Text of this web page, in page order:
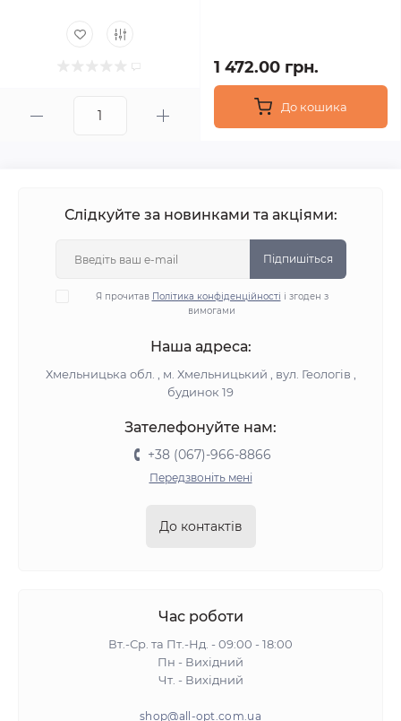
1 472.00 грн.
До кошика
Слідкуйте за новинками та акціями:
Підпишіться
Я прочитав Політика конфіденційності і згоден з
вимогами
Наша адреса:
Хмельницька обл. , м. Хмельницький , вул. Геологів ,
будинок 19
Зателефонуйте нам:
+38 (067)-966-8866
Передзвоніть мені
До контактів
Час роботи
Вт.-Ср. та Пт.-Нд. - 09:00 - 18:00
Пн - Вихідний
Чт. - Вихідний
shop@all-opt.com.ua